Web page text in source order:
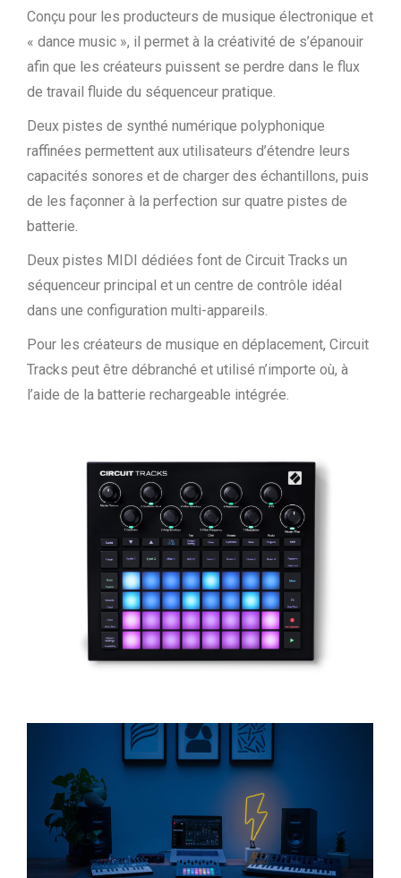
Conçu pour les producteurs de musique électronique et
« dance music », il permet à la créativité de s’épanouir
afin que les créateurs puissent se perdre dans le flux
de travail fluide du séquenceur pratique.
Deux pistes de synthé numérique polyphonique
raffinées permettent aux utilisateurs d’étendre leurs
capacités sonores et de charger des échantillons, puis
de les façonner à la perfection sur quatre pistes de
batterie.
Deux pistes MIDI dédiées font de Circuit Tracks un
séquenceur principal et un centre de contrôle idéal
dans une configuration multi-appareils.
Pour les créateurs de musique en déplacement, Circuit
Tracks peut être débranché et utilisé n’importe où, à
l’aide de la batterie rechargeable intégrée.